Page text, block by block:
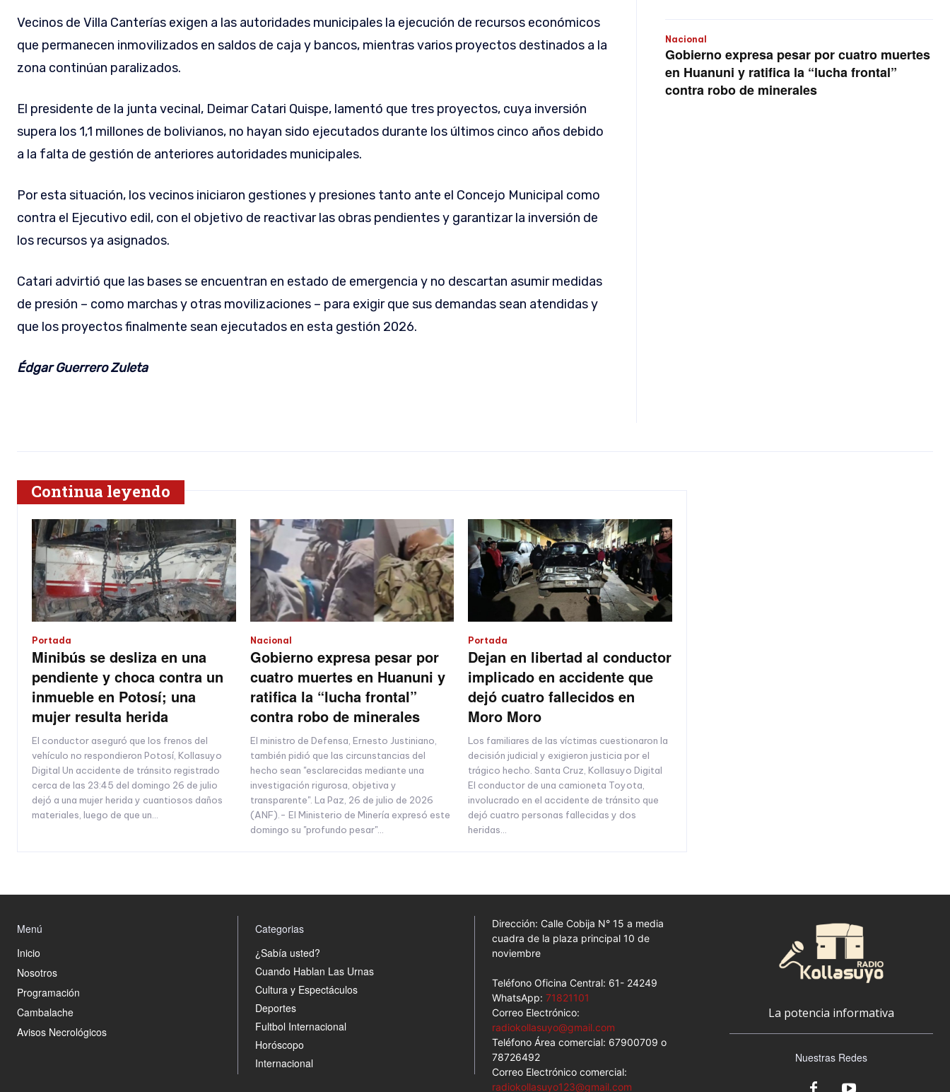
Vecinos de Villa Canterías exigen a las autoridades municipales la ejecución de recursos económicos
que permanecen inmovilizados en saldos de caja y bancos, mientras varios proyectos destinados a la
zona continúan paralizados.
El presidente de la junta vecinal, Deimar Catari Quispe, lamentó que tres proyectos, cuya inversión
supera los 1,1 millones de bolivianos, no hayan sido ejecutados durante los últimos cinco años debido
a la falta de gestión de anteriores autoridades municipales.
Por esta situación, los vecinos iniciaron gestiones y presiones tanto ante el Concejo Municipal como
contra el Ejecutivo edil, con el objetivo de reactivar las obras pendientes y garantizar la inversión de
los recursos ya asignados.
Catari advirtió que las bases se encuentran en estado de emergencia y no descartan asumir medidas
de presión – como marchas y otras movilizaciones – para exigir que sus demandas sean atendidas y
que los proyectos finalmente sean ejecutados en esta gestión 2026.
Édgar Guerrero Zuleta
Nacional
Gobierno expresa pesar por cuatro muertes
en Huanuni y ratifica la “lucha frontal”
contra robo de minerales
Continua leyendo
Portada
Minibús se desliza en una
pendiente y choca contra un
inmueble en Potosí; una
mujer resulta herida
El conductor aseguró que los frenos del
vehículo no respondieron Potosí, Kollasuyo
Digital Un accidente de tránsito registrado
cerca de las 23:45 del domingo 26 de julio
dejó a una mujer herida y cuantiosos daños
materiales, luego de que un...
Nacional
Gobierno expresa pesar por
cuatro muertes en Huanuni y
ratifica la “lucha frontal”
contra robo de minerales
El ministro de Defensa, Ernesto Justiniano,
también pidió que las circunstancias del
hecho sean "esclarecidas mediante una
investigación rigurosa, objetiva y
transparente". La Paz, 26 de julio de 2026
(ANF).- El Ministerio de Minería expresó este
domingo su "profundo pesar"...
Portada
Dejan en libertad al conductor
implicado en accidente que
dejó cuatro fallecidos en
Moro Moro
Los familiares de las víctimas cuestionaron la
decisión judicial y exigieron justicia por el
trágico hecho. Santa Cruz, Kollasuyo Digital
El conductor de una camioneta Toyota,
involucrado en el accidente de tránsito que
dejó cuatro personas fallecidas y dos
heridas...
Menú
Inicio
Nosotros
Programación
Cambalache
Avisos Necrológicos
Categorias
¿Sabía usted?
Cuando Hablan Las Urnas
Cultura y Espectáculos
Deportes
Fultbol Internacional
Horóscopo
Internacional
Dirección: Calle Cobija N° 15 a media
cuadra de la plaza principal 10 de
noviembre
Teléfono Oficina Central: 61- 24249
WhatsApp: 71821101
Correo Electrónico:
radiokollasuyo@gmail.com
Teléfono Área comercial: 67900709 o
78726492
Correo Electrónico comercial:
radiokollasuyo123@gmail.com
La potencia informativa
Nuestras Redes